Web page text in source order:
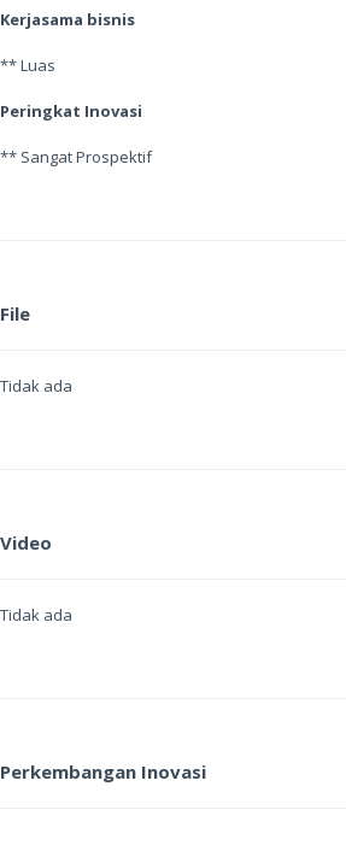
Kerjasama bisnis
** Luas
Peringkat Inovasi
** Sangat Prospektif
File
Tidak ada
Video
Tidak ada
Perkembangan Inovasi